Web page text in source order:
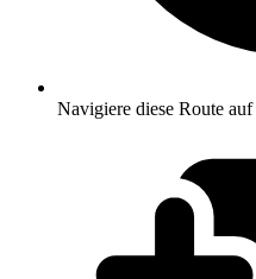
Navigiere diese Route auf